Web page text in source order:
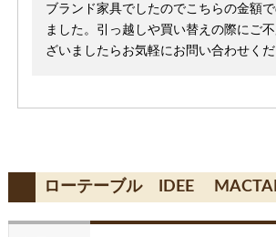
ブランド家具でしたのでこちらの金額
ました。引っ越しや買い替えの際にご
ざいましたらお気軽にお問い合わせくだ
ローテーブル IDEE